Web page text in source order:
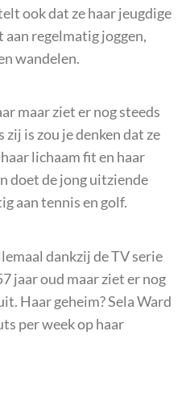
ook dat ze haar jeugdige
regelmatig joggen,
wandelen.
maar ziet er nog steeds
is zou je denken dat ze
lichaam fit en haar
doet de jong uitziende
aan tennis en golf.
dankzij de TV serie
jaar oud maar ziet er nog
Haar geheim? Sela Ward
per week op haar